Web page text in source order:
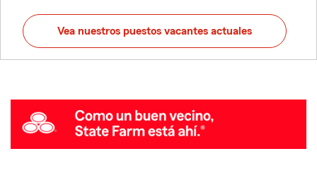
Vea nuestros puestos vacantes actuales